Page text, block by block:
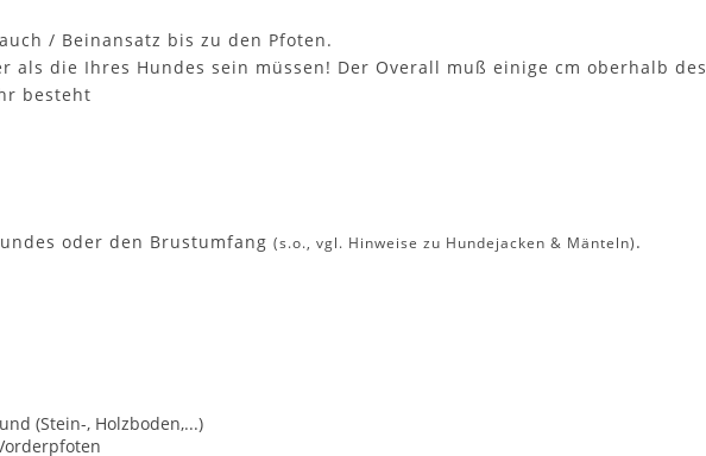
/ Beinansatz bis zu den Pfoten.
als die Ihres Hundes sein müssen! Der Overall muß einige cm oberhalb des
besteht
oder den Brustumfang (s.o., vgl. Hinweise zu Hundejacken & Mänteln).
(Stein-, Holzboden,...)